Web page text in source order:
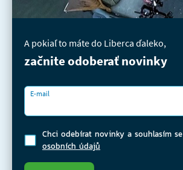
A pokiaľ to máte do Liberca ďaleko,
začnite odoberať novinky
E-mail
Chci odebírat novinky a souhlasím se
osobních údajů